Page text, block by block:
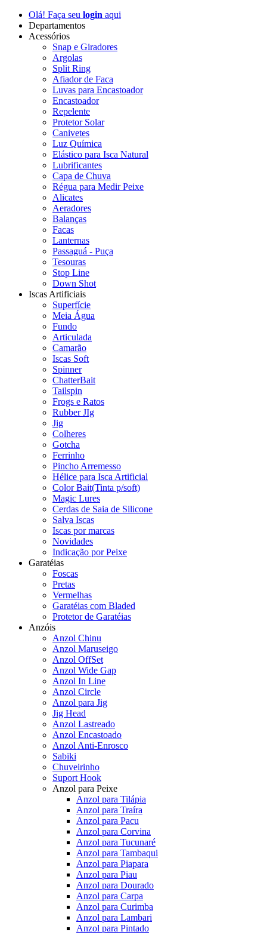
Olá! Faça seu login aqui
Departamentos
Acessórios
Snap e Giradores
Argolas
Split Ring
Afiador de Faca
Luvas para Encastoador
Encastoador
Repelente
Protetor Solar
Canivetes
Luz Química
Elástico para Isca Natural
Lubrificantes
Capa de Chuva
Régua para Medir Peixe
Alicates
Aeradores
Balanças
Facas
Lanternas
Passaguá - Puça
Tesouras
Stop Line
Down Shot
Iscas Artificiais
Superfície
Meia Água
Fundo
Articulada
Camarão
Iscas Soft
Spinner
ChatterBait
Tailspin
Frogs e Ratos
Rubber JIg
Jig
Colheres
Gotcha
Ferrinho
Pincho Arremesso
Hélice para Isca Artificial
Color Bait(Tinta p/soft)
Magic Lures
Cerdas de Saia de Silicone
Salva Iscas
Iscas por marcas
Novidades
Indicação por Peixe
Garatéias
Foscas
Pretas
Vermelhas
Garatéias com Bladed
Protetor de Garatéias
Anzóis
Anzol Chinu
Anzol Maruseigo
Anzol OffSet
Anzol Wide Gap
Anzol In Line
Anzol Circle
Anzol para Jig
Jig Head
Anzol Lastreado
Anzol Encastoado
Anzol Anti-Enrosco
Sabiki
Chuveirinho
Suport Hook
Anzol para Peixe
Anzol para Tilápia
Anzol para Traíra
Anzol para Pacu
Anzol para Corvina
Anzol para Tucunaré
Anzol para Tambaqui
Anzol para Piapara
Anzol para Piau
Anzol para Dourado
Anzol para Carpa
Anzol para Curimba
Anzol para Lambari
Anzol para Pintado